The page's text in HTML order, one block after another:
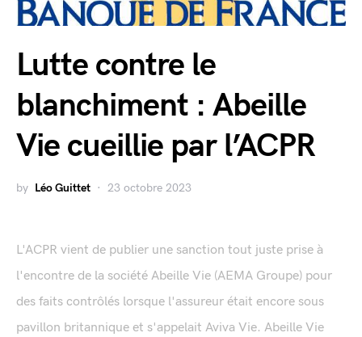
Lutte contre le
blanchiment : Abeille
Vie cueillie par l’ACPR
by Léo Guittet 23 octobre 2023
L'ACPR vient de publier une sanction tout juste prise à
l'encontre de la société Abeille Vie (AEMA Groupe) pour
des faits contrôlés lorsque l'assureur était encore sous
pavillon britannique et s'appelait Aviva Vie. Abeille Vie